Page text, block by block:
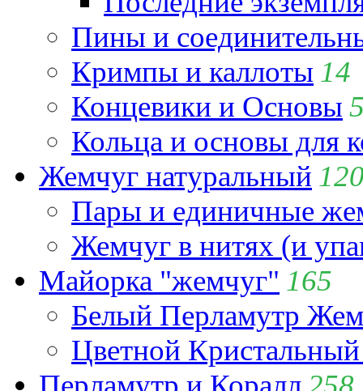
Пины и
Кримпы и каллоты 14
Концевики и Основы
Кольца и основы для
Жемчуг натуральный
Пары и единичные
Жемчуг в нитях (и
Майорка "жемчуг" 165
Белый Перламутр
Цветной